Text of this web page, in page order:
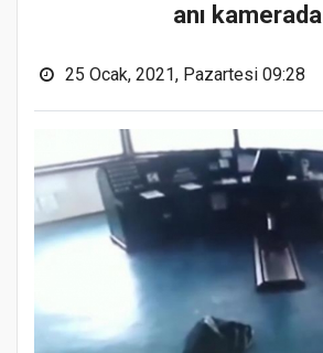
anı kamerada
25 Ocak, 2021, Pazartesi 09:28